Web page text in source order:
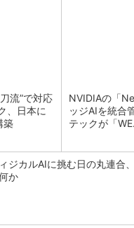
流”で対応
、日本に
築
NVIDIAの「
ッジAIを統合
テックが「
ジカルAIに挑む日の丸連合
か